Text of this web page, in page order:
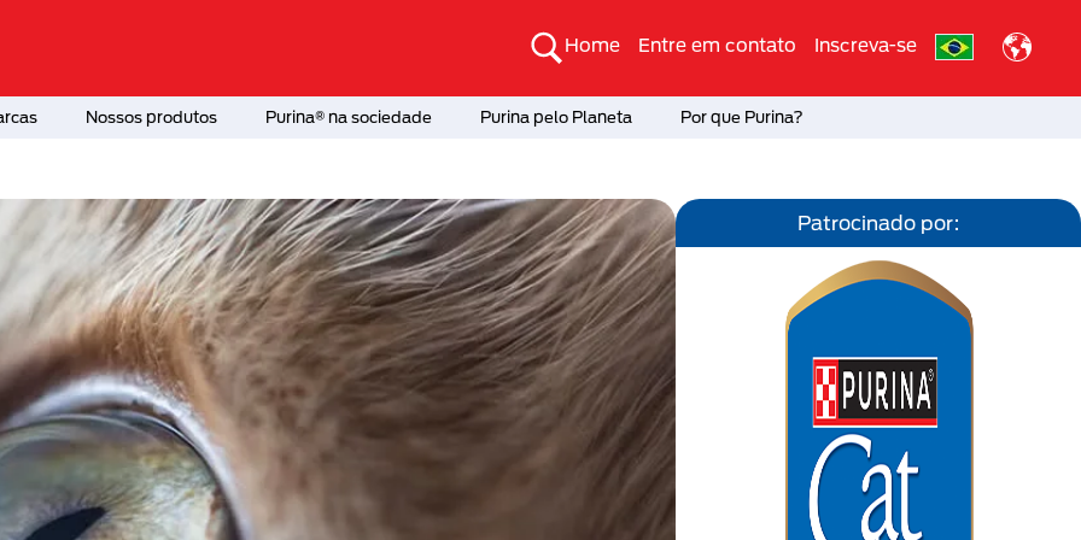
Home Entre em contato Inscreva-se
Nossos produtos Purina® na sociedade Purina pelo Planeta Por que Purina?
Patrocinado por: